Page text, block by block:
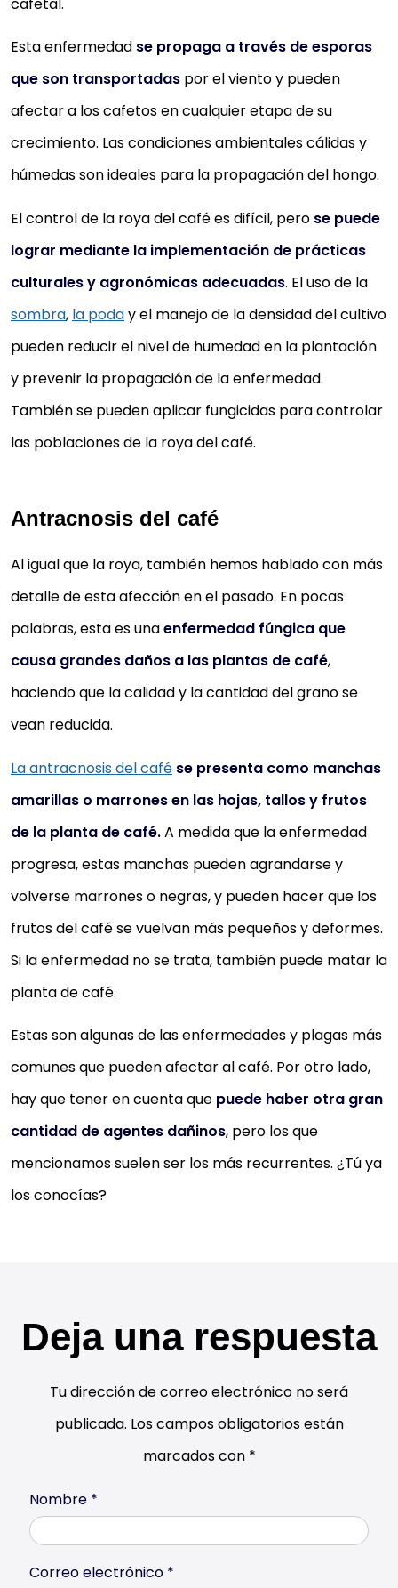
Esta enfermedad se propaga a través de esporas
que son transportadas por el viento y pueden
afectar a los cafetos en cualquier etapa de su
crecimiento. Las condiciones ambientales cálidas y
húmedas son ideales para la propagación del hongo.
El control de la roya del café es difícil, pero se puede
lograr mediante la implementación de prácticas
culturales y agronómicas adecuadas. El uso de la
sombra, la poday el manejo de la densidad del cultivo
pueden reducir el nivel de humedad en la plantación
y prevenir la propagación de la enfermedad.
También se pueden aplicar fungicidas para controlar
las poblaciones de la roya del café.
Antracnosis del café
Al igual que la roya, también hemos hablado con más
detalle de esta afección en el pasado. En pocas
palabras, esta es unaenfermedad fúngica que
causa grandes daños a las plantas de café,
haciendo que la calidad y la cantidad del grano se
vean reducida.
La antracnosis del café se presenta como manchas
amarillas o marrones en las hojas, tallos y frutos
de la planta de café.A medida que la enfermedad
progresa, estas manchas pueden agrandarse y
volverse marrones o negras, y pueden hacer que los
frutos del café se vuelvan más pequeños y deformes.
Si la enfermedad no se trata, también puede matar la
planta de café.
Estas son algunas de las enfermedades y plagas más
comunes que pueden afectar al café. Por otro lado,
hay que tener en cuenta que puede haber otra gran
cantidad de agentes dañinos, pero los que
mencionamos suelen ser los más recurrentes. ¿Tú ya
los conocías?
Deja una respuesta
Tu dirección de correo electrónico no será
publicada. Los campos obligatorios están
marcados con *
Nombre *
Correo electrónico *